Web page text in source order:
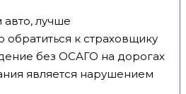
лучше
обратиться к страховщику
без ОСАГО на дорогах
является нарушением